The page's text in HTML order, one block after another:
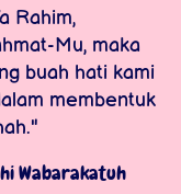
Rahim,
Mu, maka
buah hati kami
membentuk
Wabarakatuh